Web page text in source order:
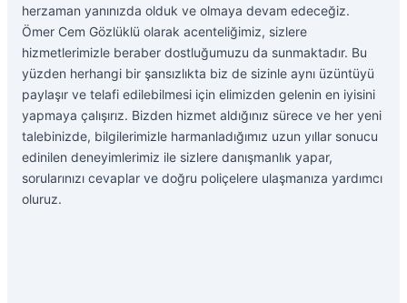
herzaman yanınızda olduk ve olmaya devam edeceğiz.
Ömer Cem Gözlüklü olarak acenteliğimiz, sizlere
hizmetlerimizle beraber dostluğumuzu da sunmaktadır. Bu
yüzden herhangi bir şansızlıkta biz de sizinle aynı üzüntüyü
paylaşır ve telafi edilebilmesi için elimizden gelenin en iyisini
yapmaya çalışırız. Bizden hizmet aldığınız sürece ve her yeni
talebinizde, bilgilerimizle harmanladığımız uzun yıllar sonucu
edinilen deneyimlerimiz ile sizlere danışmanlık yapar,
sorularınızı cevaplar ve doğru poliçelere ulaşmanıza yardımcı
oluruz.